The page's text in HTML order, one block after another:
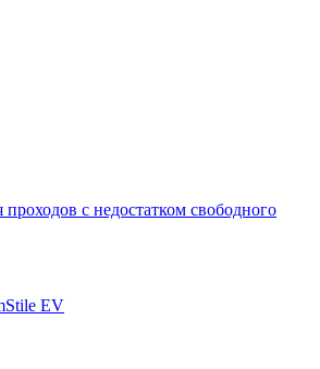
проходов с недостатком свободного
EV